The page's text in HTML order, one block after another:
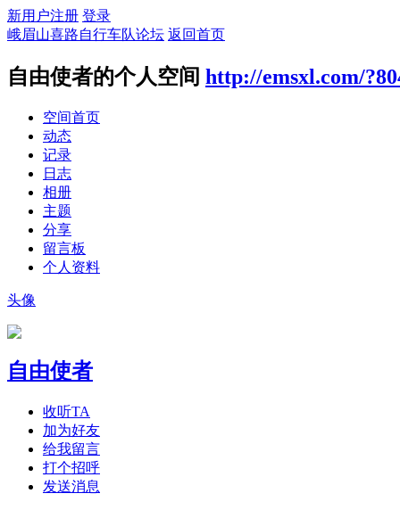
新用户注册 登录
峨眉山喜路自行车队论坛 返回首页
自由使者的个人空间 http://emsxl.com/
空间首页
动态
记录
日志
相册
主题
分享
留言板
个人资料
头像
自由使者
收听TA
加为好友
给我留言
打个招呼
发送消息